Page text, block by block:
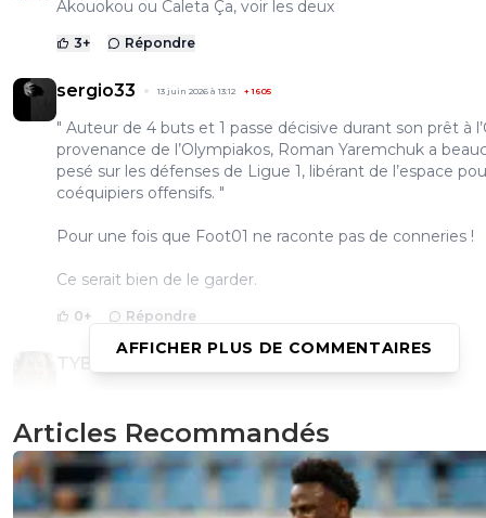
Akouokou ou Caleta Ça, voir les deux
3+ Répondre
sergio33 13 juin 2026 à 13:12 +1605
" Auteur de 4 buts et 1 passe décisive durant son prêt à
provenance de l’Olympiakos, Roman Yaremchuk a
pesé sur les défenses de Ligue 1, libérant de l’espace
coéquipiers offensifs. "
Pour une fois que Foot01 ne raconte pas de conneries !
Ce serait bien de le garder.
0+ Répondre
3 + Répondre
sweet7812 +1168
AFFICHER PLUS DE COMMENTAIRES
Articles Recommandés